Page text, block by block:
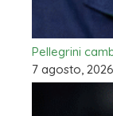
Pellegrini
7 agosto, 2026